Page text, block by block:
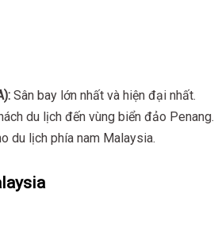
Sân bay lớn nhất và hiện đại nhất.
du lịch đến vùng biển đảo Penang.
du lịch phía nam Malaysia.